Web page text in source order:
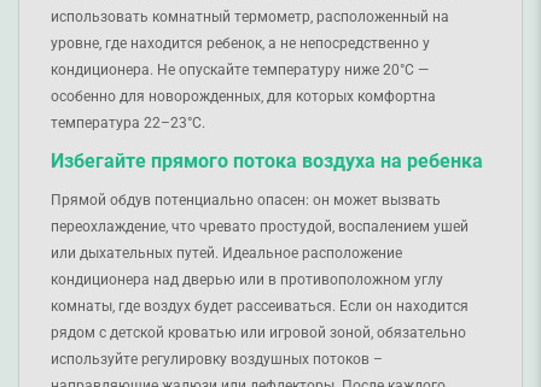
использовать комнатный термометр, расположенный на
уровне, где находится ребенок, а не непосредственно у
кондиционера. Не опускайте температуру ниже 20°C —
особенно для новорожденных, для которых комфортна
температура 22–23°C.
Избегайте прямого потока воздуха на ребенка
Прямой обдув потенциально опасен: он может вызвать
переохлаждение, что чревато простудой, воспалением ушей
или дыхательных путей. Идеальное расположение
кондиционера над дверью или в противоположном углу
комнаты, где воздух будет рассеиваться. Если он находится
рядом с детской кроватью или игровой зоной, обязательно
используйте регулировку воздушных потоков –